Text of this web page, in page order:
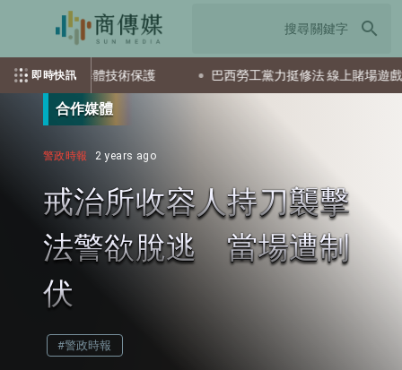
search
即時快訊
強化半導體技術保護 巴西勞工黨力挺修法 線上賭場遊戲恐遭
合作媒體
警政時報 2 years ago
戒治所收容人持刀襲擊
法警欲脫逃 當場遭制
伏
#警政時報